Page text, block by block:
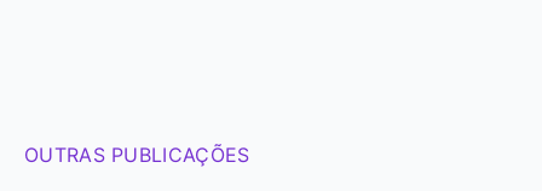
OUTRAS PUBLICAÇÕES